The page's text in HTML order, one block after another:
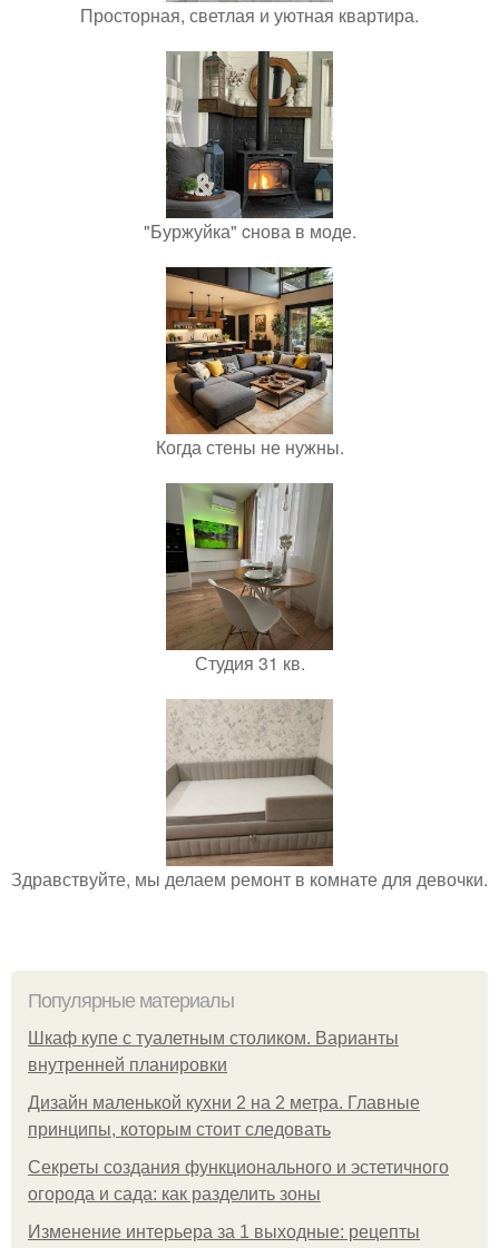
Просторная, светлая и уютная квартира.
"Буржуйка" cнова в моде.
Когда стены не нужны.
Студия 31 кв.
Здравствуйте, мы делаем ремонт в комнате для девочки.
Популярные материалы
Шкаф купе с туалетным столиком. Варианты
внутренней планировки
Дизайн маленькой кухни 2 на 2 метра. Главные
принципы, которым стоит следовать
Секреты создания функционального и эстетичного
огорода и сада: как разделить зоны
Изменение интерьера за 1 выходные: рецепты